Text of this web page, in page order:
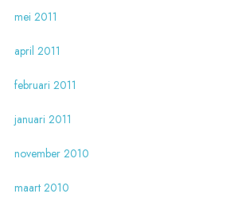
mei 2011
april 2011
februari 2011
januari 2011
november 2010
maart 2010